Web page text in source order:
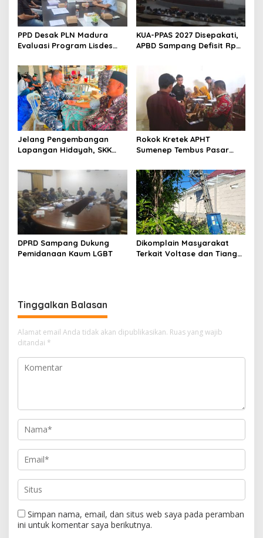
PPD Desak PLN Madura
Evaluasi Program Lisdes
KUA-PPAS 2027 Disepakati,
APBD Sampang Defisit Rp
Jelang Pengembangan
Lapangan Hidayah, SKK
Perkuat Sinergi dengan
Nelayan Sampang
Rokok Kretek APHT
Sumenep Tembus Pasar
DPRD Sampang Dukung
Pemidanaan Kaum LGBT
Dikomplain Masyarakat
Terkait Voltase dan Tiang
Tinggalkan Balasan
Alamat email Anda tidak akan dipublikasikan. Ruas yang wajib
ditandai *
Simpan nama, email, dan situs web saya pada peramban
ini untuk komentar saya berikutnya.